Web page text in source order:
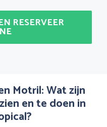
RESERVEER
Motril: Wat zijn
en te doen in